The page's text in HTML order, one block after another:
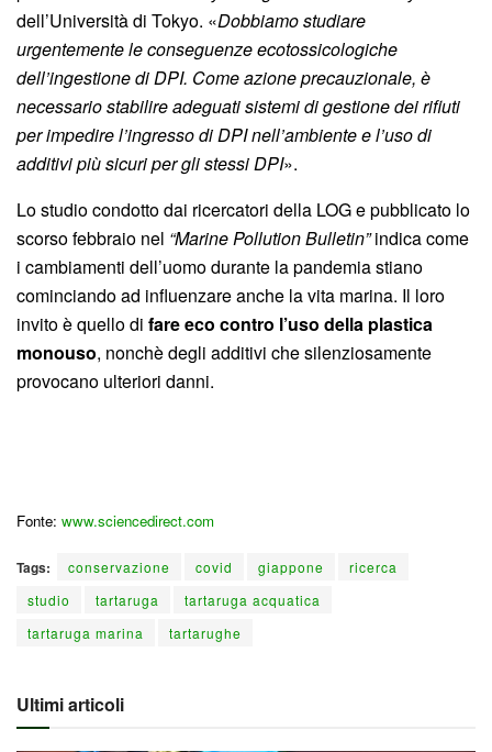
dell’Università di Tokyo. «Dobbiamo studiare
urgentemente le conseguenze ecotossicologiche
dell’ingestione di DPI. Come azione precauzionale, è
necessario stabilire adeguati sistemi di gestione dei rifiuti
per impedire l’ingresso di DPI nell’ambiente e l’uso di
additivi più sicuri per gli stessi DPI».
Lo studio condotto dai ricercatori della LOG e pubblicato lo
scorso febbraio nel “Marine Pollution Bulletin”indica come
i cambiamenti dell’uomo durante la pandemia stiano
cominciando ad influenzare anche la vita marina. Il loro
invito è quello di fare eco contro l’uso della plastica
monouso, nonchè degli additivi che silenziosamente
provocano ulteriori danni.
Fonte: www.sciencedirect.com
Tags: conservazione covid giappone
ricerca
studio
tartaruga
tartaruga acquatica
tartaruga marina
tartarughe
Ultimi articoli